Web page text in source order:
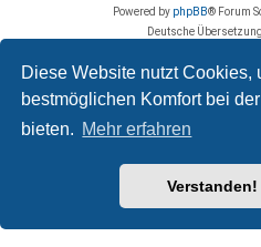
Diese Website nutzt Cookies,
bestmöglichen Komfort bei
bieten. Mehr erfahren
Verstanden!
Powered by phpBB® Forum
Deutsche